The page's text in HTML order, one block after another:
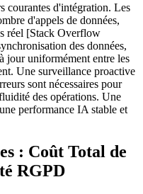
courantes d'intégration. Les
d'appels de données,
réel [Stack Overflow
des données,
jour uniformément entre les
Une surveillance proactive
sont nécessaires pour
des opérations. Une
performance IA stable et
: Coût Total de
RGPD